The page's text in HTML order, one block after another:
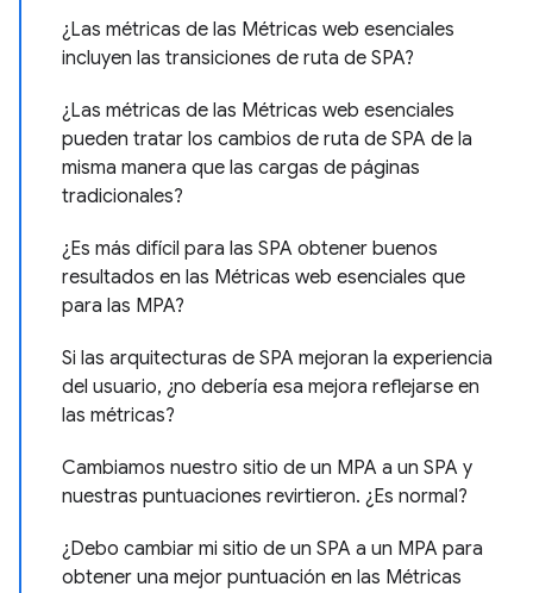
¿Las métricas de las Métricas web esenciales
incluyen las transiciones de ruta de SPA?
¿Las métricas de las Métricas web esenciales
pueden tratar los cambios de ruta de SPA de la
misma manera que las cargas de páginas
tradicionales?
¿Es más difícil para las SPA obtener buenos
resultados en las Métricas web esenciales que
para las MPA?
Si las arquitecturas de SPA mejoran la experiencia
del usuario, ¿no debería esa mejora reflejarse en
las métricas?
Cambiamos nuestro sitio de un MPA a un SPA y
nuestras puntuaciones revirtieron. ¿Es normal?
¿Debo cambiar mi sitio de un SPA a un MPA para
obtener una mejor puntuación en las Métricas